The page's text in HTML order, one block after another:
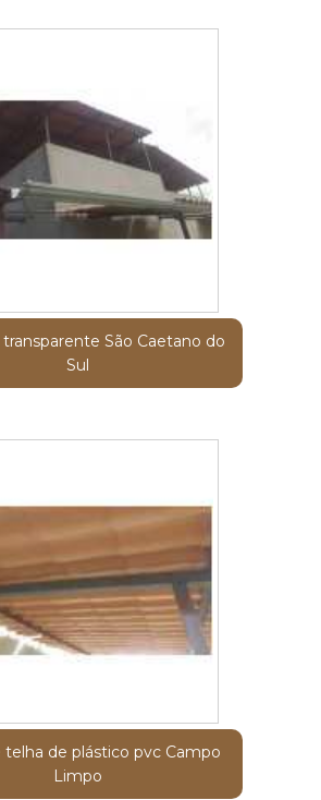
São Caetano do
Sul
telha de plástico pvc Campo
Limpo